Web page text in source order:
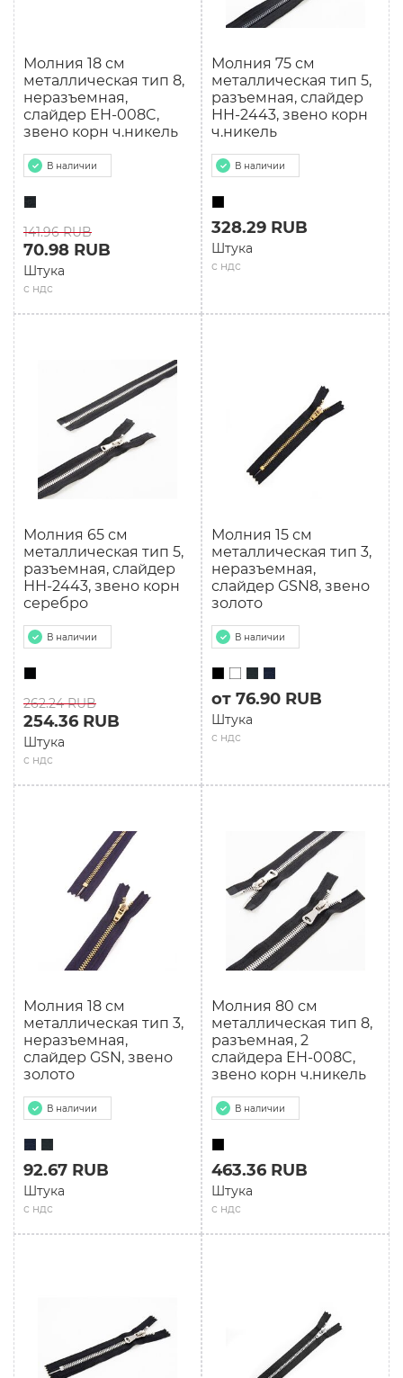
Молния 18 см
мeталлическая тип 8,
неразъемная,
слайдер EH-008C,
звено корн ч.никель
В наличии
141.96 RUB
с ндс
70.98 RUB
Штука
Молния 75 см
мeталлическая тип 5,
разъемная, слайдер
HH-2443, звено корн
ч.никель
В наличии
с ндс
328.29 RUB
Штука
Молния 65 см
мeталлическая тип 5,
разъемная, слайдер
НН-2443, звено корн
серебро
В наличии
262.24 RUB
с ндс
254.36 RUB
Штука
Молния 15 см
металлическая тип 3,
неразъемная,
слайдер GSN8, звено
золото
В наличии
с ндс
от 76.90 RUB
Штука
Молния 18 см
металлическая тип 3,
неразъемная,
слайдер GSN, звено
золото
В наличии
с ндс
92.67 RUB
Штука
Молния 80 см
мeталлическая тип 8,
разъемная, 2
слайдера EH-008C,
звено корн ч.никель
В наличии
с ндс
463.36 RUB
Штука